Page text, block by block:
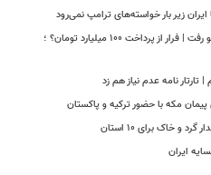
زیر بار خواسته‌های ترامپ نمی‌رود
رقم فسخ قرارداد رضاییان با استقلال لو رفت | فرار از پرداخت ۱۰۰ میلیارد تومان؟ ؛
مکه با حضور ترکیه و پاکستان
و خاک برای ۱۰ استان